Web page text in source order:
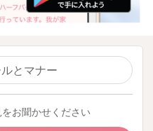
とマナー
お聞かせください